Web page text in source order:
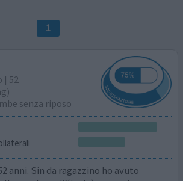
1
| 52
senza riposo
anni. Sin da ragazzino ho avuto